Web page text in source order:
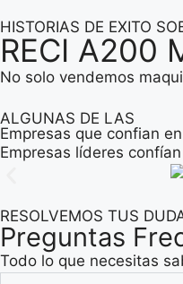
HISTORIAS DE EXITO
RECI A200
No solo vendemos
ALGUNAS DE LAS
Empresas que confian
Empresas líderes
RESOLVEMOS TUS
Preguntas
Todo lo que necesitas